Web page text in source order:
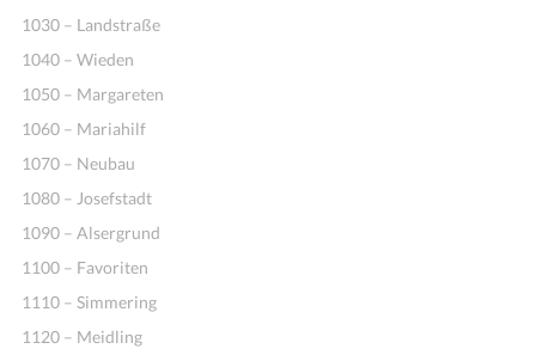
1030 – Landstraße
1040 – Wieden
1050 – Margareten
1060 – Mariahilf
1070 – Neubau
1080 – Josefstadt
1090 – Alsergrund
1100 – Favoriten
1110 – Simmering
1120 – Meidling